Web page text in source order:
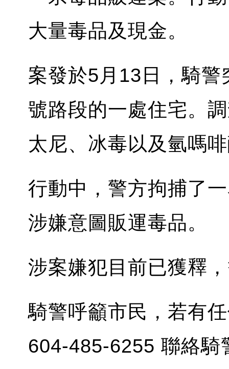
大量毒品及現金。
案發於5月13日，騎
號路段的一處住宅。
太尼、冰毒以及氫嗎
行動中，警方拘捕了
涉嫌意圖販運毒品。
涉案嫌犯目前已獲釋
騎警呼籲市民，若有
604-485-6255 聯絡騎